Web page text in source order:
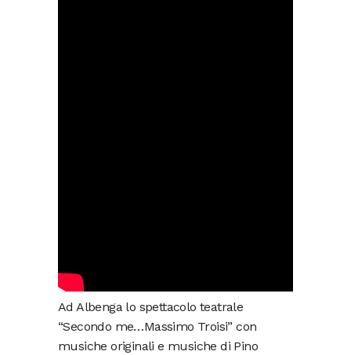
Ad Albenga lo spettacolo teatrale
“Secondo me…Massimo Troisi” con
musiche originali e musiche di Pino